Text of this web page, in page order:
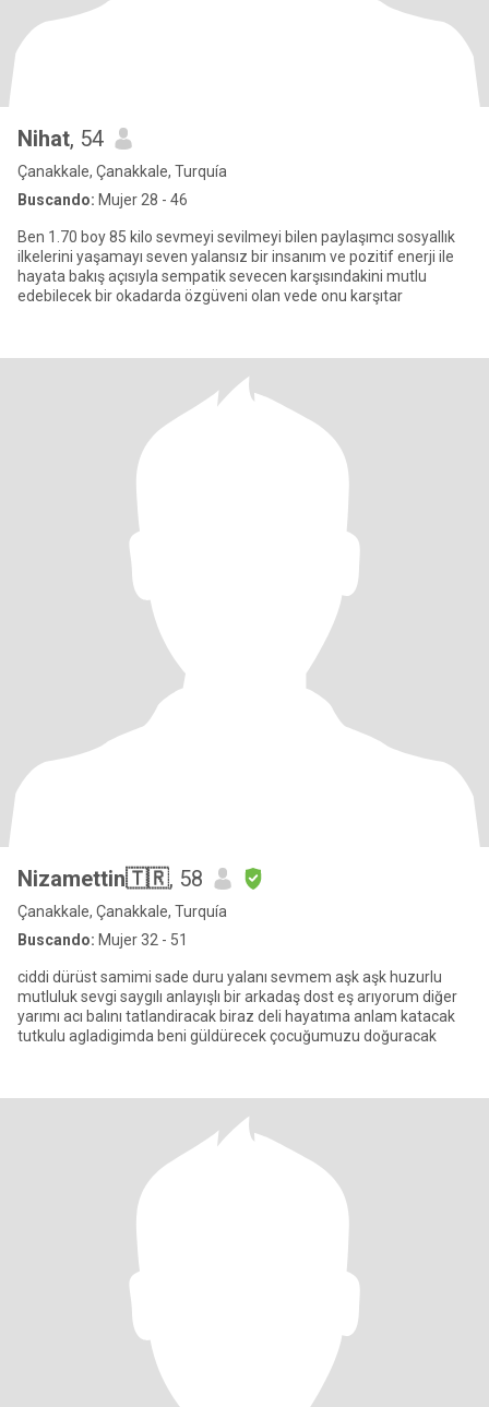
Nihat, 54
Çanakkale, Çanakkale, Turquía
Buscando: Mujer 28 - 46
Ben 1.70 boy 85 kilo sevmeyi sevilmeyi bilen paylaşımcı sosyallık
ilkelerini yaşamayı seven yalansız bir insanım ve pozitif enerji ile
hayata bakış açısıyla sempatik sevecen karşısındakini mutlu
edebilecek bir okadarda özgüveni olan vede onu karşıtar
Nizamettin🇹🇷, 58
Çanakkale, Çanakkale, Turquía
Buscando: Mujer 32 - 51
ciddi dürüst samimi sade duru yalanı sevmem aşk aşk huzurlu
mutluluk sevgi saygılı anlayışlı bir arkadaş dost eş arıyorum diğer
yarımı acı balını tatlandiracak biraz deli hayatıma anlam katacak
tutkulu agladigimda beni güldürecek çocuğumuzu doğuracak